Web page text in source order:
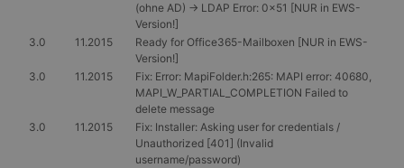
(ohne AD) -> LDAP Error: 0x51 [NUR in EWS-
Version!]
3.0
11.2015
Ready for Office365-Mailboxen [NUR in EWS-
Version!]
3.0
11.2015
Fix: Error: MapiFolder.h:265: MAPI error: 40680,
MAPI_W_PARTIAL_COMPLETION Failed to
delete message
3.0
11.2015
Fix: Installer: Asking user for credentials /
Unauthorized [401] (Invalid
username/password)